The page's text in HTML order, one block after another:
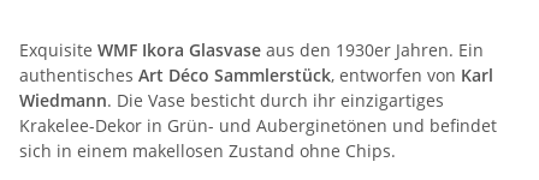
Exquisite WMF Ikora Glasvase aus den 1930er Jahren. Ein
authentisches Art Déco Sammlerstück, entworfen von Karl
Wiedmann. Die Vase besticht durch ihr einzigartiges
Krakelee-Dekor in Grün- und Auberginetönen und befindet
sich in einem makellosen Zustand ohne Chips.